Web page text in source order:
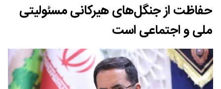
حفاظت از جنگل‌های هیرکانی مسئولیتی
ملی و اجتماعی است